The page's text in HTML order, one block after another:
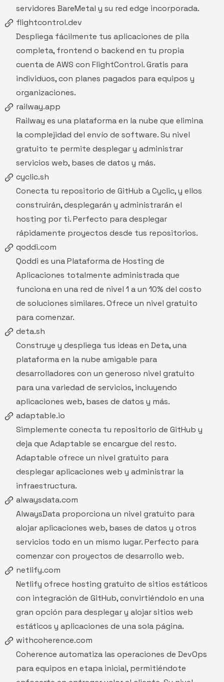
servidores BareMetal y su red edge incorporada.
flightcontrol.dev
Despliega fácilmente tus aplicaciones de pila
completa, frontend o backend en tu propia
cuenta de AWS con FlightControl. Gratis para
individuos, con planes pagados para equipos y
organizaciones.
railway.app
Railway es una plataforma en la nube que elimina
la complejidad del envío de software. Su nivel
gratuito te permite desplegar y administrar
servicios web, bases de datos y más.
cyclic.sh
Conecta tu repositorio de GitHub aCyclic, y ellos
construirán, desplegarán y administrarán el
hosting por ti. Perfecto para desplegar
rápidamente proyectos desde tus repositorios.
qoddi.com
Qoddi es una Plataforma de Hosting de
Aplicaciones totalmente administrada que
funciona en una red de nivel 1 a un 10% del costo
de soluciones similares. Ofrece un nivel gratuito
para comenzar.
deta.sh
Construye y despliega tus ideas en Deta, una
plataforma en la nube amigable para
desarrolladores con un generoso nivel gratuito
para una variedad de servicios, incluyendo
aplicaciones web, bases de datos y más.
adaptable.io
Simplemente conecta tu repositorio de GitHub y
deja que Adaptable se encargue del resto.
Adaptable ofrece un nivel gratuito para
desplegar aplicaciones web y administrar la
infraestructura.
alwaysdata.com
AlwaysData proporciona un nivel gratuito para
alojar aplicaciones web, bases de datos y otros
servicios todo en un mismo lugar. Perfecto para
comenzar con proyectos de desarrollo web.
netlify.com
Netlify ofrece hosting gratuito de sitios estáticos
con integración de GitHub, convirtiéndolo en una
gran opción para desplegar y alojar sitios web
estáticos y aplicaciones de una sola página.
withcoherence.com
Coherence automatiza las operaciones de DevOps
para equipos en etapa inicial, permitiéndote